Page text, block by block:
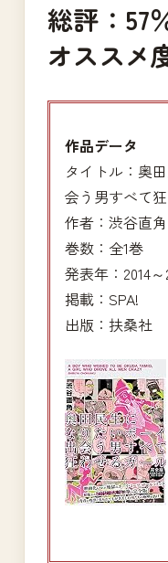
総評：57
オスス
作品データ
タイトル：奥
会う男すべて
作者：渋谷直角
巻数：全1巻
発表年：2014～
掲載：SPA!
出版：扶桑社